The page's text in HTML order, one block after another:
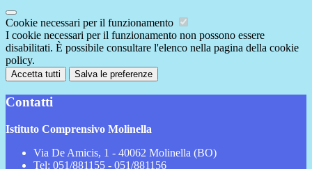
Cookie necessari per il funzionamento
I cookie necessari per il funzionamento non possono essere
disabilitati. È possibile consultare l'elenco nella pagina della cookie
policy.
Accetta tutti Salva le preferenze
Contatti
Istituto Comprensivo Molinella
Via De Amicis, 1 - 40062 Molinella (BO)
Tel: 051/881155 - 051/881156